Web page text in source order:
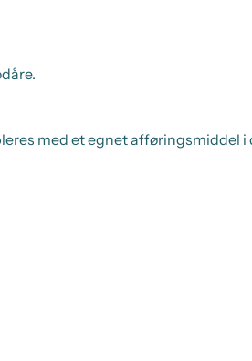
med et egnet afføringsmiddel i